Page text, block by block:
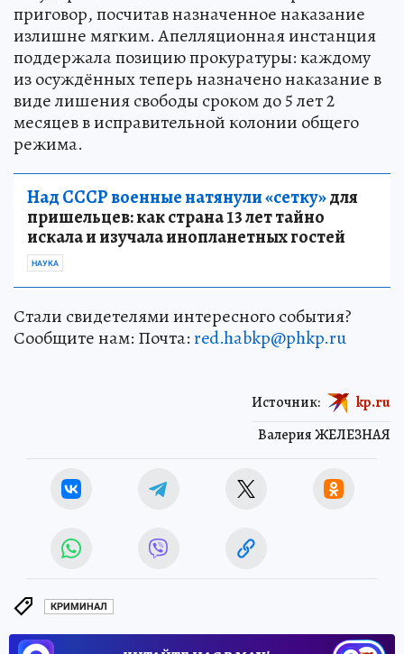
приговор, посчитав назначенное наказание
излишне мягким. Апелляционная инстанция
поддержала позицию прокуратуры: каждому
из осуждённых теперь назначено наказание в
виде лишения свободы сроком до 5 лет 2
месяцев в исправительной колонии общего
режима.
Над СССР военные натянули «сетку»для
пришельцев: как страна 13 лет тайно
искала и изучала инопланетных гостей
НАУКА
Стали свидетелями интересного события?
Сообщите нам: Почта:red.habkp@phkp.ru
Валерия ЖЕЛЕЗНАЯ
Источник: kp.ru
КРИМИНАЛ